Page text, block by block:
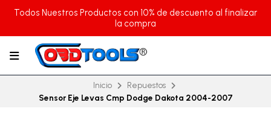
Todos Nuestros Productos con 10% de descuento al finalizar
la compra
Inicio
Repuestos
Sensor Eje Levas Cmp Dodge Dakota 2004-2007